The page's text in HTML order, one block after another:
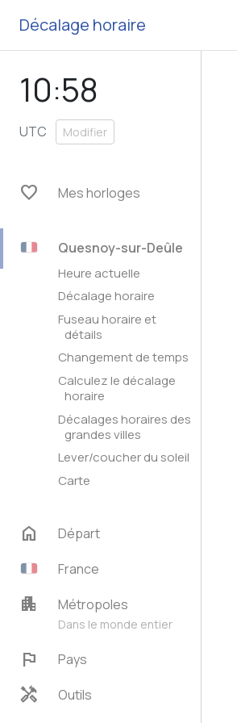
Décalage horaire
10:58
UTC Modifier
favorite Mes horloges
Quesnoy-sur-Deûle
Heure actuelle
Décalage horaire
Fuseau horaire et
détails
Changement de temps
Calculez le décalage
horaire
Décalages horaires des
grandes villes
Lever/coucher du soleil
Carte
home
Départ
France
apartment Métropoles
Dans le monde entier
flag Pays
handyman Outils